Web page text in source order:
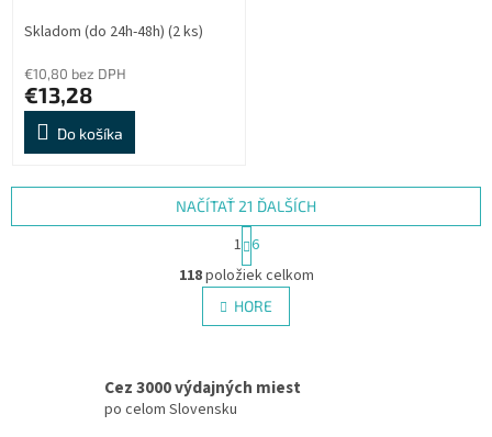
Skladom (do 24h-48h) (2 ks)
€10,80 bez DPH
€13,28
Do košíka
O
v
l
á
c
NAČÍTAŤ 21 ĎALŠÍCH
S
t
r
á
n
k
a
1 6
118položiek celkom
HORE
Cez 3000 výdajných miest
po celom Slovensku